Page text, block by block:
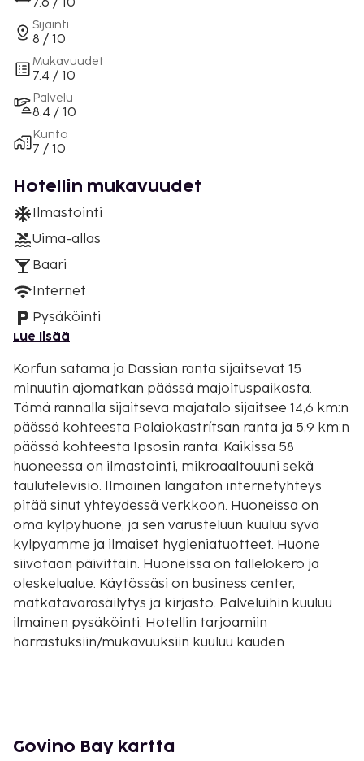
Sijainti
8 / 10
Mukavuudet
7.4 / 10
Palvelu
8.4 / 10
Kunto
7 / 10
Hotellin mukavuudet
Ilmastointi
Uima-allas
Baari
Internet
Pysäköinti
Lue lisää
Korfun satama ja Dassian ranta sijaitsevat 15
minuutin ajomatkan päässä majoituspaikasta.
Tämä rannalla sijaitseva majatalo sijaitsee 14,6 km:n
päässä kohteesta Palaiokastrítsan ranta ja 5,9 km:n
päässä kohteesta Ipsosin ranta. Kaikissa 58
huoneessa on ilmastointi, mikroaaltouuni sekä
taulutelevisio. Ilmainen langaton internetyhteys
pitää sinut yhteydessä verkkoon. Huoneissa on
oma kylpyhuone, ja sen varusteluun kuuluu syvä
kylpyamme ja ilmaiset hygieniatuotteet. Huone
siivotaan päivittäin. Huoneissa on tallelokero ja
oleskelualue. Käytössäsi on business center,
matkatavarasäilytys ja kirjasto. Palveluihin kuuluu
ilmainen pysäköinti. Hotellin tarjoamiin
harrastuksiin/mukavuuksiin kuuluu kauden
tarjoaa asiakkailleen ravintolan ja
Govino Bay kartta